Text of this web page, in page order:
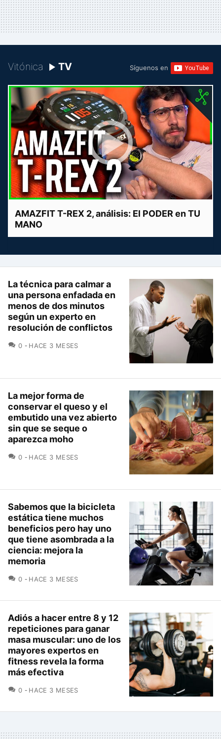
Vitónica TV Síguenos en
AMAZFIT T-REX 2, análisis: El PODER en TU
MANO
La técnica para calmar a
una persona enfadada en
menos de dos minutos
según un experto en
resolución de conflictos
0 COMENTARIOS
HACE 3 MESES
La mejor forma de
conservar el queso y el
embutido una vez abierto
sin que se seque o
aparezca moho
0 COMENTARIOS
HACE 3 MESES
Sabemos que la bicicleta
estática tiene muchos
beneficios pero hay uno
que tiene asombrada a la
ciencia: mejora la
memoria
0 COMENTARIOS
HACE 3 MESES
Adiós a hacer entre 8 y 12
repeticiones para ganar
masa muscular: uno de los
mayores expertos en
fitness revela la forma
más efectiva
0 COMENTARIOS
HACE 3 MESES